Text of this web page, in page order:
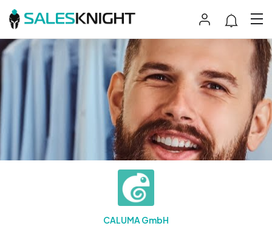
CALUMA GmbH